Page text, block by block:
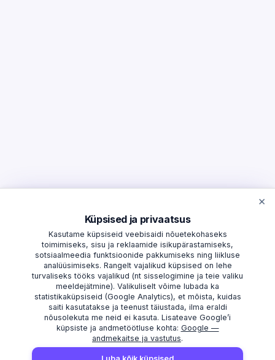
AVASTAMA MAAKONNAD
×
Küpsised ja privaatsus
Kasutame küpsiseid veebisaidi nõuetekohaseks
toimimiseks, sisu ja reklaamide isikupärastamiseks,
sotsiaalmeedia funktsioonide pakkumiseks ning liikluse
analüüsimiseks. Rangelt vajalikud küpsised on lehe
turvaliseks tööks vajalikud (nt sisselogimine ja teie valiku
meeldejätmine). Valikuliselt võime lubada ka
statistikaküpsiseid (Google Analytics), et mõista, kuidas
saiti kasutatakse ja teenust täiustada, ilma eraldi
nõusolekuta me neid ei kasuta. Lisateave Google’i
küpsiste ja andmetöötluse kohta: Google —
andmekaitse ja vastutus.